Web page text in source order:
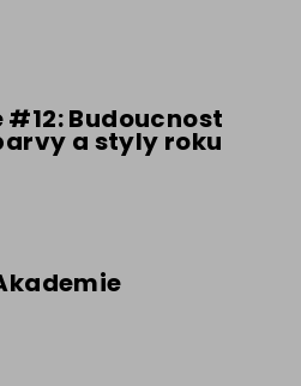
Budoucnost
a styly roku